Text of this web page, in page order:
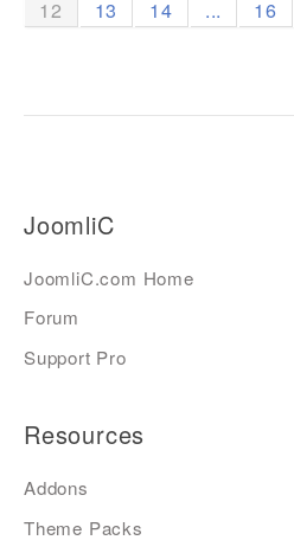
12 13 14 ... 16
JoomliC
JoomliC.com Home
Forum
Support Pro
Resources
Addons
Theme Packs